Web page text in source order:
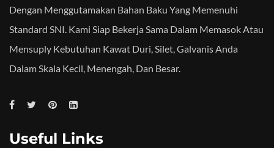
Dengan Menggutamakan Bahan Baku Yang Memenuhi
Standard SNI. Kami Siap Bekerja Sama Dalam Memasok Atau
Mensuply Kebutuhan Kawat Duri, Silet, Galvanis Anda
Dalam Skala Kecil, Menengah, Dan Besar.
Useful Links